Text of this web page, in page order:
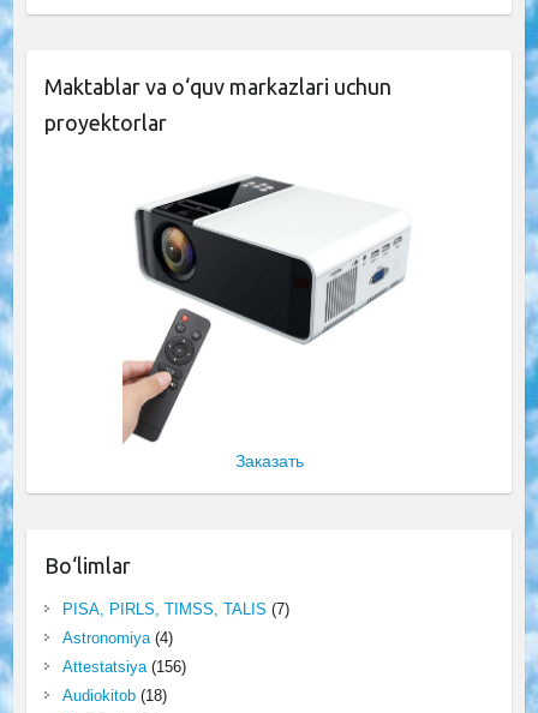
Maktablar va o‘quv markazlari uchun
proyektorlar
Заказать
Bo‘limlar
PISA, PIRLS, TIMSS, TALIS (7)
Astronomiya(4)
Attestatsiya(156)
Audiokitob(18)